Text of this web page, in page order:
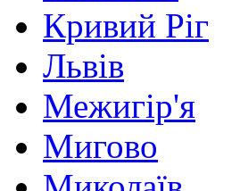
Кривий Ріг
Львів
Межигір'я
Мигово